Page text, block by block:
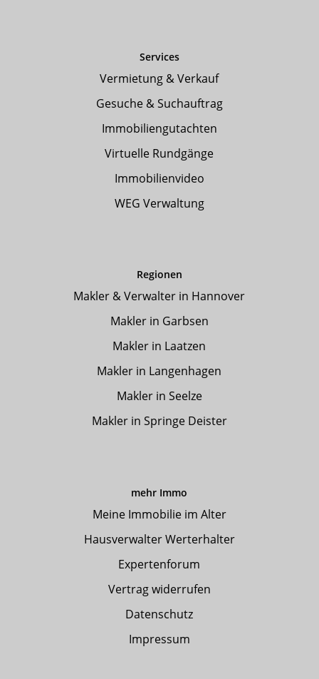
Services
Vermietung & Verkauf
Gesuche & Suchauftrag
Immobiliengutachten
Virtuelle Rundgänge
Immobilienvideo
WEG Verwaltung
Regionen
Makler & Verwalter in Hannover
Makler in Garbsen
Makler in Laatzen
Makler in Langenhagen
Makler in Seelze
Makler in Springe Deister
mehr Immo
Meine Immobilie im Alter
Hausverwalter Werterhalter
Expertenforum
Vertrag widerrufen
Datenschutz
Impressum